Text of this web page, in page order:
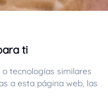
ti
tecnologías similares
a esta página web, las